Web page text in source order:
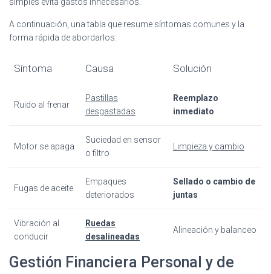
A continuación, una tabla que resume síntomas comunes y la
forma rápida de abordarlos:
Síntoma Causa Solución
Ruido al frenar
Pastillas
desgastadas
Reemplazo
inmediato
Motor se apaga
Suciedad en sensor
o filtro
Limpieza y cambio
Fugas de aceite
Empaques
deteriorados
Sellado o cambio de
juntas
Vibración al
conducir
Ruedas
desalineadas
Alineación y balanceo
Gestión Financiera Personal y de